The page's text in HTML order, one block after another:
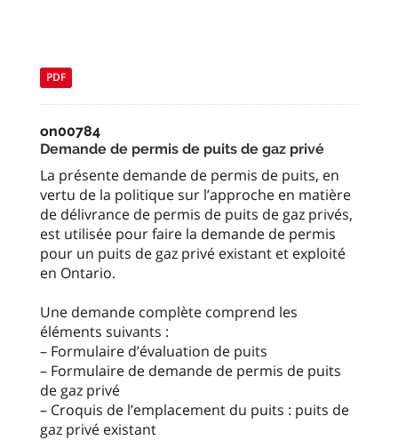
PDF
on00784
Demande de permis de puits de gaz privé
La présente demande de permis de puits, en
vertu de la politique sur l’approche en matière
de délivrance de permis de puits de gaz privés,
est utilisée pour faire la demande de permis
pour un puits de gaz privé existant et exploité
en Ontario.
Une demande complète comprend les
éléments suivants :
– Formulaire d’évaluation de puits
– Formulaire de demande de permis de puits
de gaz privé
– Croquis de l’emplacement du puits : puits de
gaz privé existant